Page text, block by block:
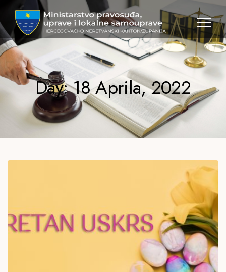
MPULS
HNK
Day: 18 Aprila, 2022